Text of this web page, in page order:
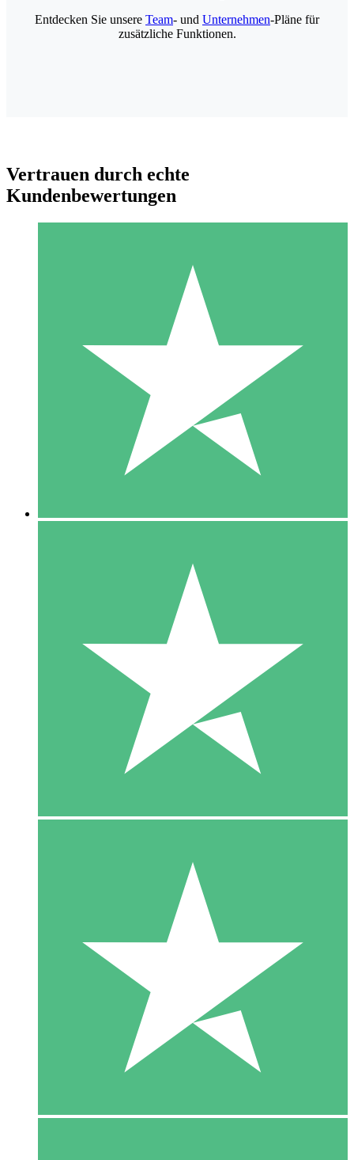
Individuelle Credit-Pakete
Zahlen Sie nach Bedarf mit Download-Credits. Keine
monatliche Verpflichtung erforderlich.
10 00
10 Downloads
20 00
Entdecken Sie unsere Team- und Unternehmen-Pläne für
zusätzliche Funktionen.
Vertrauen durch echte
Kundenbewertungen